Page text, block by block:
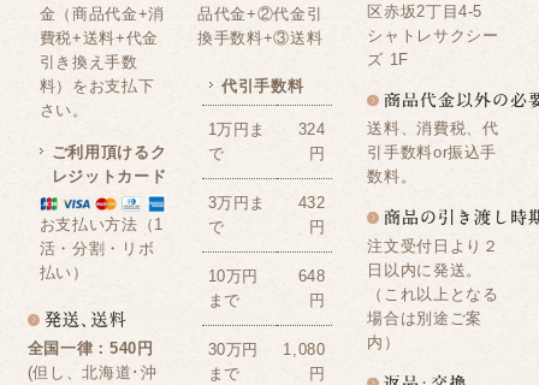
金（商品代金+消
費税+送料+代金
引き換え手数
料）をお支払下
さい。
ご利用頂けるク
レジットカード
お支払い方法（1
活・分割・リボ
払い）
全国一律：540円
(但し、北海道･沖
品代金+②代金引
換手数料+③送料
代引手数料
1万円ま
で
324
円
3万円ま
で
432
円
10万円
まで
648
円
30万円
まで
1,080
円
区赤坂2丁目4-5
シャトレサクシー
ズ 1F
送料、消費税、代
引手数料or振込手
数料。
注文受付日より２
日以内に発送。
（これ以上となる
場合は別途ご案
内）